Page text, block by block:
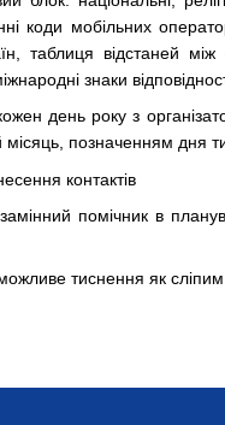
коди мобільних
таблиця відстаней
знаки
день року з
позначенням дня
контактів
помічник в
тиснення як